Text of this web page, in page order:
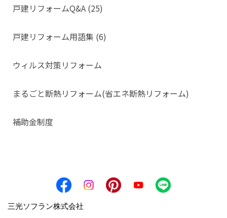
戸建リフォームQ&A (25)
戸建リフォーム用語集 (6)
ウィルス対策リフォーム
まるごと断熱リフォーム(省エネ断熱リフォーム)
補助金制度
三光ソフラン株式会社